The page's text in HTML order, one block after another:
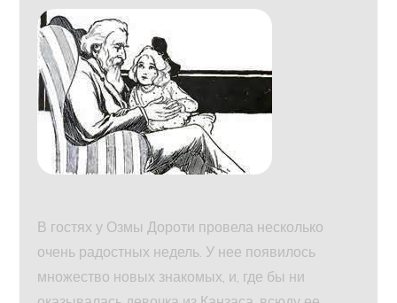
В гостях у Озмы Дороти провела несколько
очень радостных недель. У нее появилось
множество новых знакомых, и, где бы ни